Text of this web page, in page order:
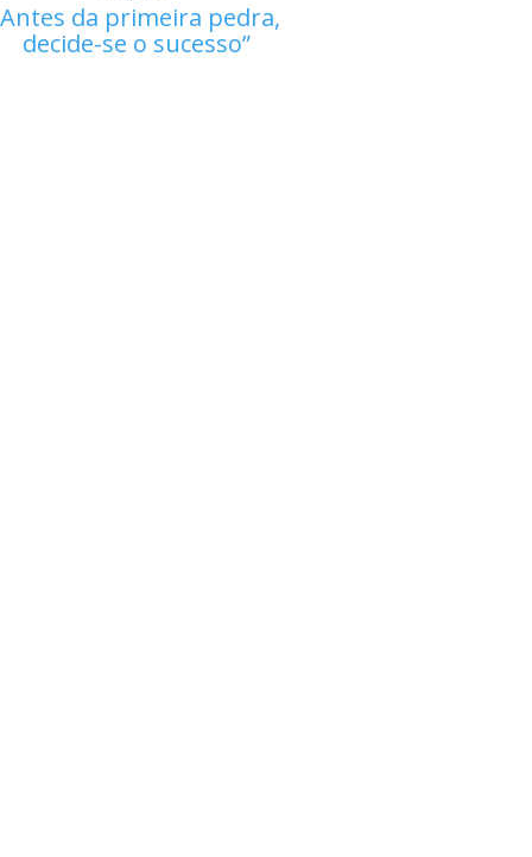
Antes da primeira pedra,
decide-se o sucesso